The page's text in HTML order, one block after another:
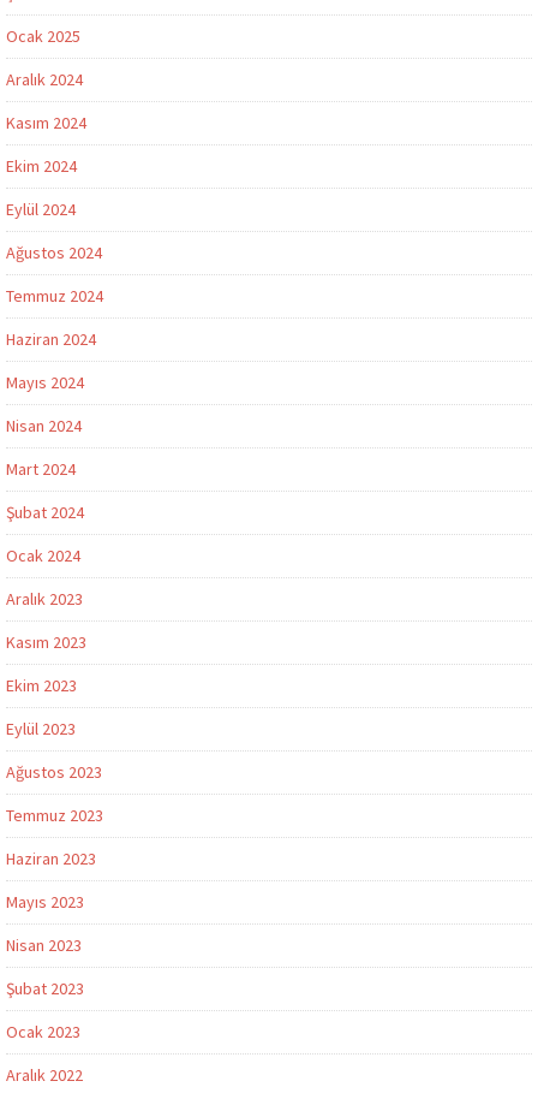
Ocak 2025
Aralık 2024
Kasım 2024
Ekim 2024
Eylül 2024
Ağustos 2024
Temmuz 2024
Haziran 2024
Mayıs 2024
Nisan 2024
Mart 2024
Şubat 2024
Ocak 2024
Aralık 2023
Kasım 2023
Ekim 2023
Eylül 2023
Ağustos 2023
Temmuz 2023
Haziran 2023
Mayıs 2023
Nisan 2023
Şubat 2023
Ocak 2023
Aralık 2022